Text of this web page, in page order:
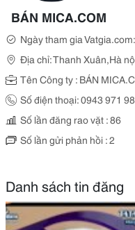
BÁN MICA.COM
Ngày tham gia
Địa chỉ: Thanh Xuân,Hà
Tên Công ty : BÁN
Số điện thoại: 0943 971
Số lần đăng rao vặt : 86
Số lần gửi phản hồi : 2
Danh sách tin đăng